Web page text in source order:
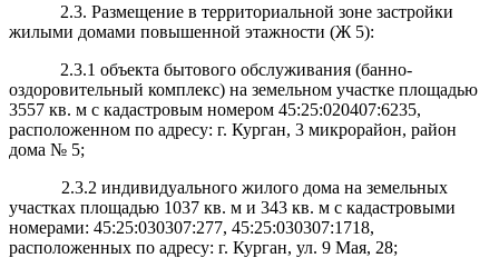
2.3. Размещение в территориальной зоне застройки
жилыми домами повышенной этажности (Ж 5):
2.3.1 объекта бытового обслуживания (банно-
оздоровительный комплекс) на земельном участке площадью
3557 кв. м с кадастровым номером 45:25:020407:6235,
расположенном по адресу: г. Курган, 3 микрорайон, район
дома № 5;
2.3.2 индивидуального жилого дома на земельных
участках площадью 1037 кв. м и 343 кв. м с кадастровыми
номерами: 45:25:030307:277, 45:25:030307:1718,
расположенных по адресу: г. Курган, ул. 9 Мая, 28;